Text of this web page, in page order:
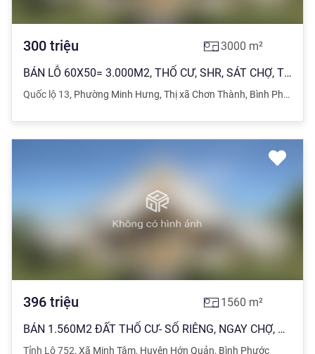
300 triệu 3000 m²
BÁN LỖ 60X50= 3.000M2, THỔ CƯ, SHR, SÁT CHỢ, TRỤC ĐƯỜNG THÔNG VÀO KHU CÔNG NGHIỆP 300TR
Quốc lộ 13, Phường Minh Hưng, Thị xã Chơn Thành, Bình Phước
396 triệu 1560 m²
BÁN 1.560M2 ĐẤT THỔ CƯ- SỔ RIÊNG, NGAY CHỢ, ỦY BAN, SÁT KCN DÂN ĐÔNG, GIÁ BÁN LỖ 396 TRIỆU
Tỉnh Lộ 752, Xã Minh Tâm, Huyện Hớn Quản, Bình Phước